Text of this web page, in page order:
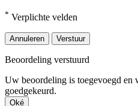
* Verplichte velden
Annuleren Verstuur
Beoordeling verstuurd
Uw beoordeling is toegevoegd en
goedgekeurd.
Oké